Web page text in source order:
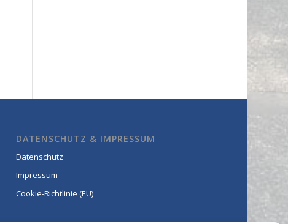
DATENSCHUTZ & IMPRESSUM
Datenschutz
Impressum
Cookie-Richtlinie (EU)